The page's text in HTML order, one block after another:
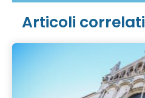
Articoli correlati